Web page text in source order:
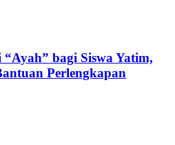
bagi Siswa Yatim,
Perlengkapan